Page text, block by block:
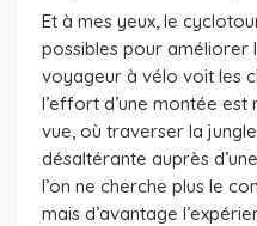
Et à mes yeux, le
possibles pour améliorer
voyageur à vélo voit les
l’effort d’une montée
vue, où traverser la
désaltérante auprès
l’on ne cherche plus le
mais d’avantage